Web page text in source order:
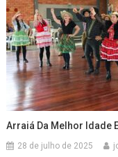
Arraiá Da Melhor Idade
28 de julho de 2025